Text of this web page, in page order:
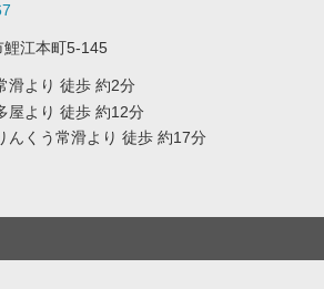
鯉江本町5-145
滑より 徒歩 約2分
屋より 徒歩 約12分
んくう常滑より 徒歩 約17分